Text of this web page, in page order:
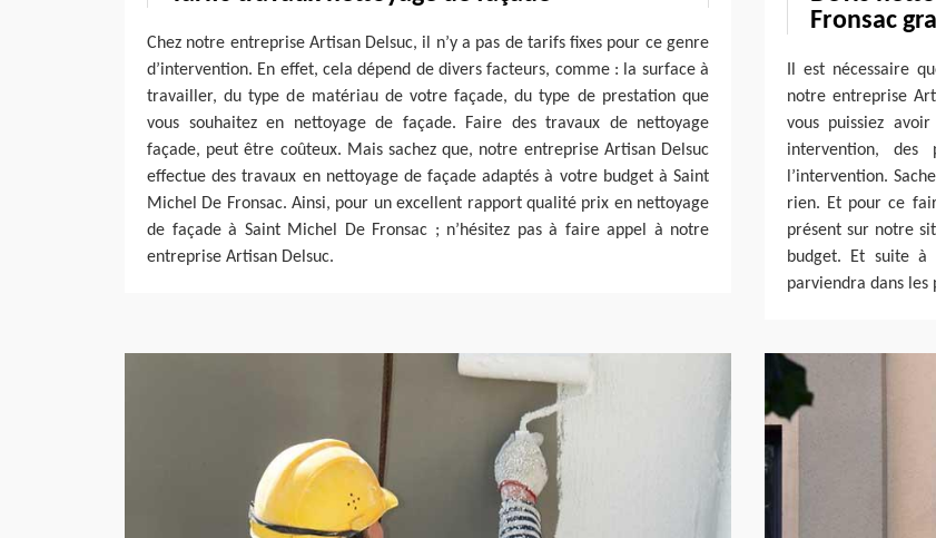
Chez notre entreprise Artisan Delsuc, il n’y a pas de tarifs fixes pour ce genre
d’intervention. En effet, cela dépend de divers facteurs, comme : la surface à
travailler, du type de matériau de votre façade, du type de prestation que
vous souhaitez en nettoyage de façade. Faire des travaux de nettoyage
façade, peut être coûteux. Mais sachez que, notre entreprise Artisan Delsuc
effectue des travaux en nettoyage de façade adaptés à votre budget à Saint
Michel De Fronsac. Ainsi, pour un excellent rapport qualité prix en nettoyage
de façade à Saint Michel De Fronsac ; n’hésitez pas à faire appel à notre
entreprise Artisan Delsuc.
Fronsac
Il est nécessaire
notre entreprise
vous puissiez
intervention,
l’intervention.
rien. Et pour ce
présent sur notre
budget. Et suite à
parviendra dans les